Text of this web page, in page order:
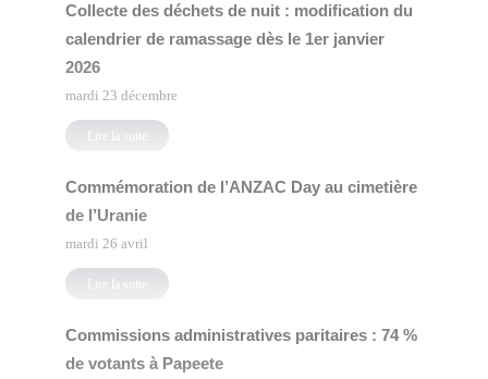
Collecte des déchets de nuit : modification du
calendrier de ramassage dès le 1er janvier
2026
mardi 23 décembre
Lire la suite
Commémoration de l’ANZAC Day au cimetière
de l’Uranie
mardi 26 avril
Lire la suite
Commissions administratives paritaires : 74 %
de votants à Papeete